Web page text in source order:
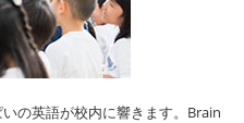
の英語が校内に響きます。Brain